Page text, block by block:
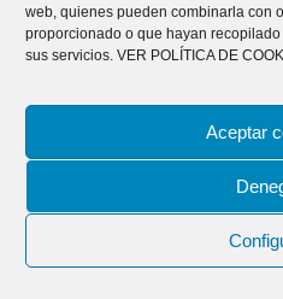
web, quienes pueden combinarla con
proporcionado o que hayan
sus servicios. VER POLÍTICA DE
Aceptar
Fuente de Agua Biomineral
Jarra de agua alcalina
Limpieza con ozono
Hidrolux Optimal, Sistema de
REDES SOCIALES